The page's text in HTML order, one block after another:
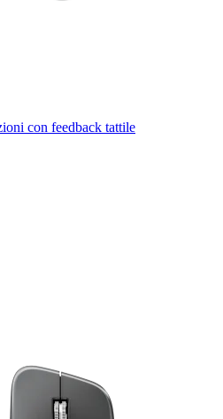
con feedback tattile